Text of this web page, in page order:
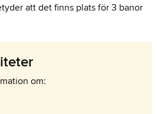
att det finns plats för 3 banor
om: